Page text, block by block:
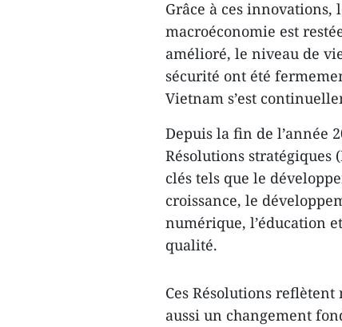
Grâce à ces innovations,
macroéconomie est
amélioré, le niveau de
sécurité ont été
Vietnam s’est
Depuis la fin de l’année
Résolutions stratégiques
clés tels que le
croissance, le
numérique, l’éducation
qualité.
Ces Résolutions
aussi un changement